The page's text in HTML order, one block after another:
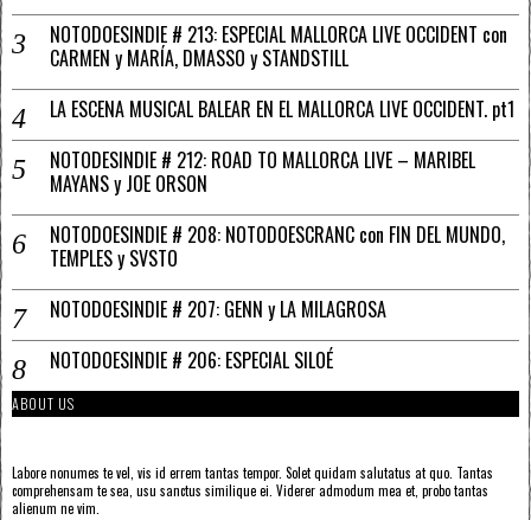
NOTODOESINDIE # 213: ESPECIAL MALLORCA LIVE OCCIDENT con
CARMEN y MARÍA, DMASSO y STANDSTILL
LA ESCENA MUSICAL BALEAR EN EL MALLORCA LIVE OCCIDENT. pt1
NOTODESINDIE # 212: ROAD TO MALLORCA LIVE – MARIBEL
MAYANS y JOE ORSON
NOTODOESINDIE # 208: NOTODOESCRANC con FIN DEL MUNDO,
TEMPLES y SVSTO
NOTODOESINDIE # 207: GENN y LA MILAGROSA
NOTODOESINDIE # 206: ESPECIAL SILOÉ
ABOUT US
Labore nonumes te vel, vis id errem tantas tempor. Solet quidam salutatus at quo. Tantas
comprehensam te sea, usu sanctus similique ei. Viderer admodum mea et, probo tantas
alienum ne vim.